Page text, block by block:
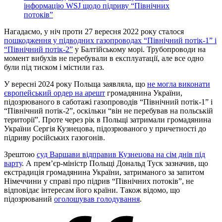
інформацію WSJ щодо підриву “Північних
потоків”
Нагадаємо, у ніч проти 27 вересня 2022 року сталося
пошкодження у підводних газопроводах “Північний потік-1” і
“Північний потік-2” у Балтійському морі. Трубопроводи на
момент вибухів не перебували в експлуатації, але все одно
були під тиском і містили газ.
У вересні 2024 року Польща заявляла, що не могла виконати
європейський ордер на арешт громадянина України,
підозрюваного в саботажі газопроводів “Північний потік-1” і
“Північний потік-2”, оскільки “він не перебував на польській
території”. Проте через рік в Польщі затримали громадянина
України Сергія Кузнецова, підозрюваного у причетності до
підриву російських газогонів.
Зрештою суд Варшави відправив Кузнецова на сім днів під
варту. А прем’єр-міністр Польщі Дональд Туск зазначив, що
екстрадиція громадянина України, затриманого за запитом
Німеччини у справі про підрив “Північних потоків”, не
відповідає інтересам його країни. Також відомо, що
підозрюваний оголошував голодування.